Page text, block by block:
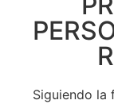
Siguiendo la